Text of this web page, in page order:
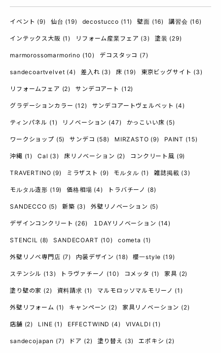
イベント (9) 仙台 (19) decostucco (11) 壁面 (16) 講習会 (16)
インテックス大阪 (1) リフォーム産業フェア (3) 塗装 (29)
marmorossomarmorino (10) デコスタッコ (7)
sandecoartvelvet (4) 差入れ (3) 床 (19) 東京ビッグサイト (3)
リフォームフェア (2) サンデコアート (12)
グラデーションカラー (12) サンデコアートヴェルベット (4)
ティンパネル (1) リノベーション (47) かっこいい床 (5)
ワークショップ (5) サンデコ (58) MIRZASTO (9) PAINT (15)
沖縄 (1) Cal (3) 床リノベーション (2) コンクリート風 (9)
TRAVERTINO (9) ミラザスト (9) モルタル (1) 雑誌掲載 (3)
モルタル造形 (19) 価格相場 (4) トラバチーノ (8)
SANDECCO (5) 新築 (3) 外壁リノベーション (5)
デザインコンクリート (26) １DAYリノベーション (14)
STENCIL (8) SANDECOART (10) cometa (1)
外壁リノベ専門店 (7) 内装デザイン (18) 櫻一style (19)
ステンシル (13) トラヴァチーノ (10) コメッタ (1) 家具 (2)
塗り壁の家 (2) 資料請求 (1) マルモロッソマルモリーノ (1)
外壁リフォーム (1) キャンペーン (2) 家具リノベーション (2)
店舗 (2) LINE (1) EFFECTWIND (4) VIVALDI (1)
sandecojapan (7) ドア (2) 塗り替え (3) エポキシ (2)